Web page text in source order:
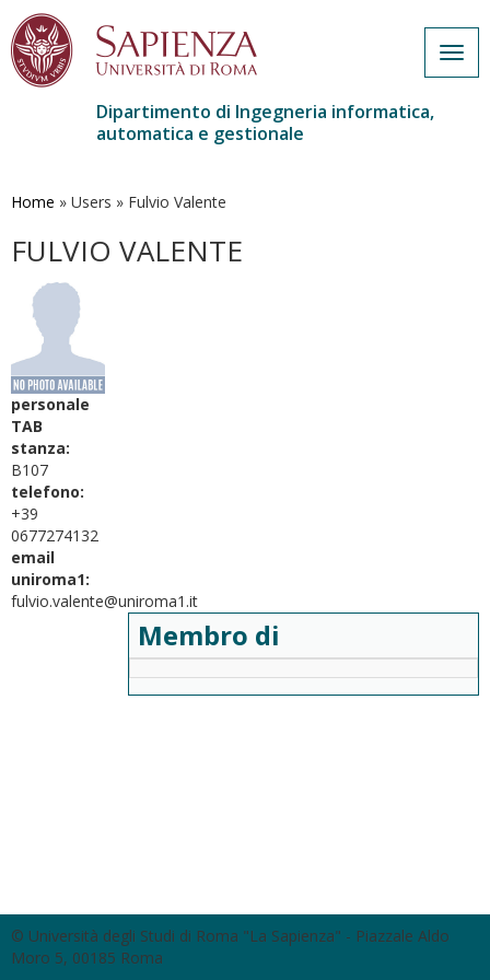
contenuto
Dipartimento di Ingegneria informatica,
automatica e gestionale
Home » Users » Fulvio Valente
FULVIO VALENTE
personale
TAB
stanza:
B107
telefono:
+39
0677274132
email
uniroma1:
fulvio.valente@uniroma1.it
Membro di
© Università degli Studi di Roma "La Sapienza" - Piazzale Aldo
Moro 5, 00185 Roma